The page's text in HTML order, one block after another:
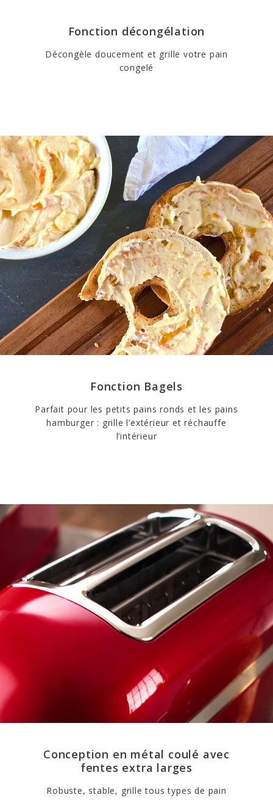
Fonction décongélation
Décongèle doucement et grille votre pain
congelé
Fonction Bagels
Parfait pour les petits pains ronds et les pains
hamburger : grille l’extérieur et réchauffe
l’intérieur
Conception en métal coulé avec
fentes extra larges
Robuste, stable, grille tous types de pain